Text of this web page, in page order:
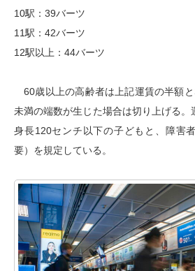
10駅：39バーツ
11駅：42バーツ
12駅以上：44バーツ
60歳以上の高齢者は上記運賃の半額
未満の端数が生じた場合は切り上げる。
身長120センチ以下の子どもと、障害
要）を規定している。